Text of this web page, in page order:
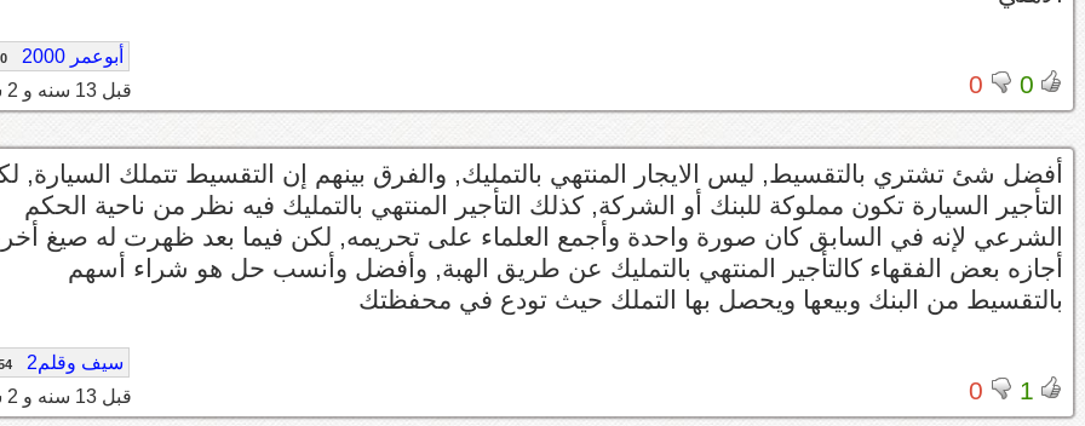
0
0
أبوعمر 2000
قبل 13 سنه و 2 شهر
أفضل شئ تشتري بالتقسيط, ليس الايجار المنتهي بالتمليك, والفرق بينهم إن التقسيط تتملك السيارة,
التأجير السيارة تكون مملوكة للبنك أو الشركة, كذلك التأجير المنتهي بالتمليك فيه نظر من ناحية الحكم
الشرعي لإنه في السابق كان صورة واحدة وأجمع العلماء على تحريمه, لكن فيما بعد ظهرت له صيغ
أجازه بعض الفقهاء كالتأجير المنتهي بالتمليك عن طريق الهبة, وأفضل وأنسب حل هو شراء أسهم
بالتقسيط من البنك وبيعها ويحصل بها التملك حيث تودع في محفظتك
1
0
سيف وقلم2
قبل 13 سنه و 2 شهر